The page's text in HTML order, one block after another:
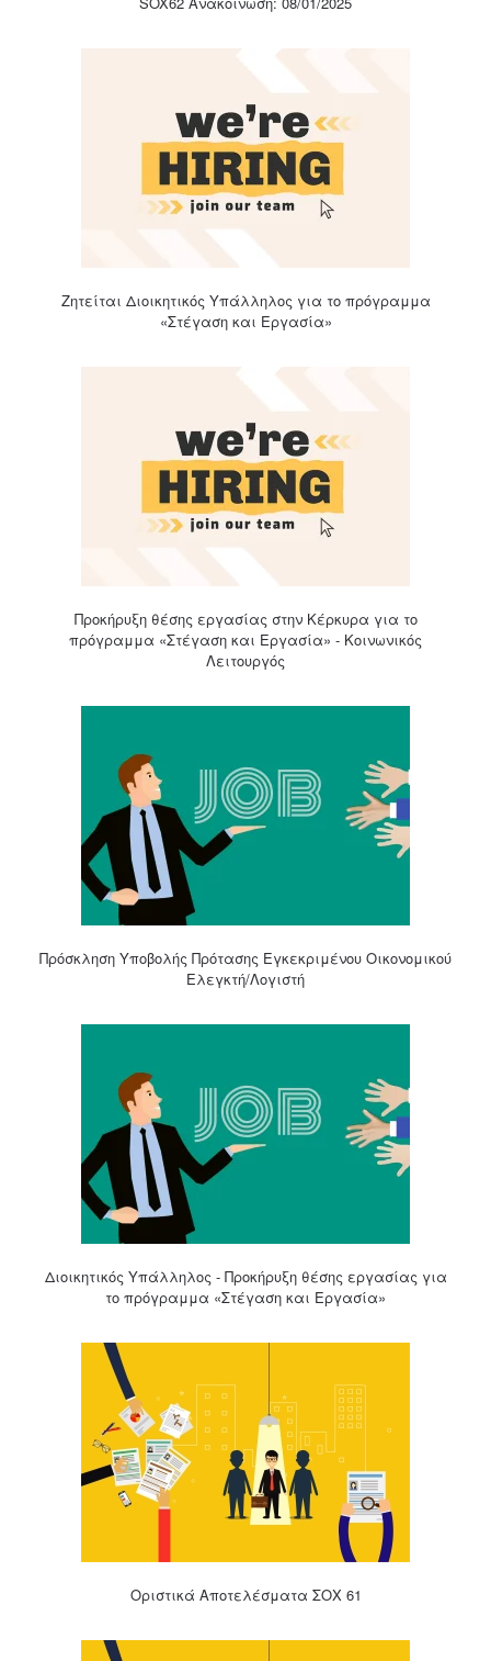
Ζητείται Διοικητικός Υπάλληλος για το πρόγραμμα
«Στέγαση και Εργασία»
Προκήρυξη θέσης εργασίας στην Κέρκυρα για το
πρόγραμμα «Στέγαση και Εργασία» - Κοινωνικός
Λειτουργός
Πρόσκληση Υποβολής Πρότασης Εγκεκριμένου Οικονομικού
Ελεγκτή/Λογιστή
Διοικητικός Υπάλληλος - Προκήρυξη θέσης εργασίας για
το πρόγραμμα «Στέγαση και Εργασία»
Οριστικά Αποτελέσματα ΣΟΧ 61